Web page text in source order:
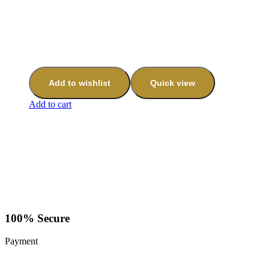
Add to wishlist Quick view
Add to cart
100% Secure
Payment